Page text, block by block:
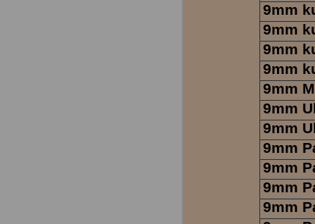
9mm
9mm
9mm
9mm
9mm
9mm
9mm
9mm
9mm
9mm
9mm